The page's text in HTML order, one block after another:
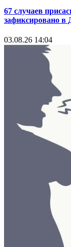
67 случаев
зафиксировано в
03.08.26 14:04